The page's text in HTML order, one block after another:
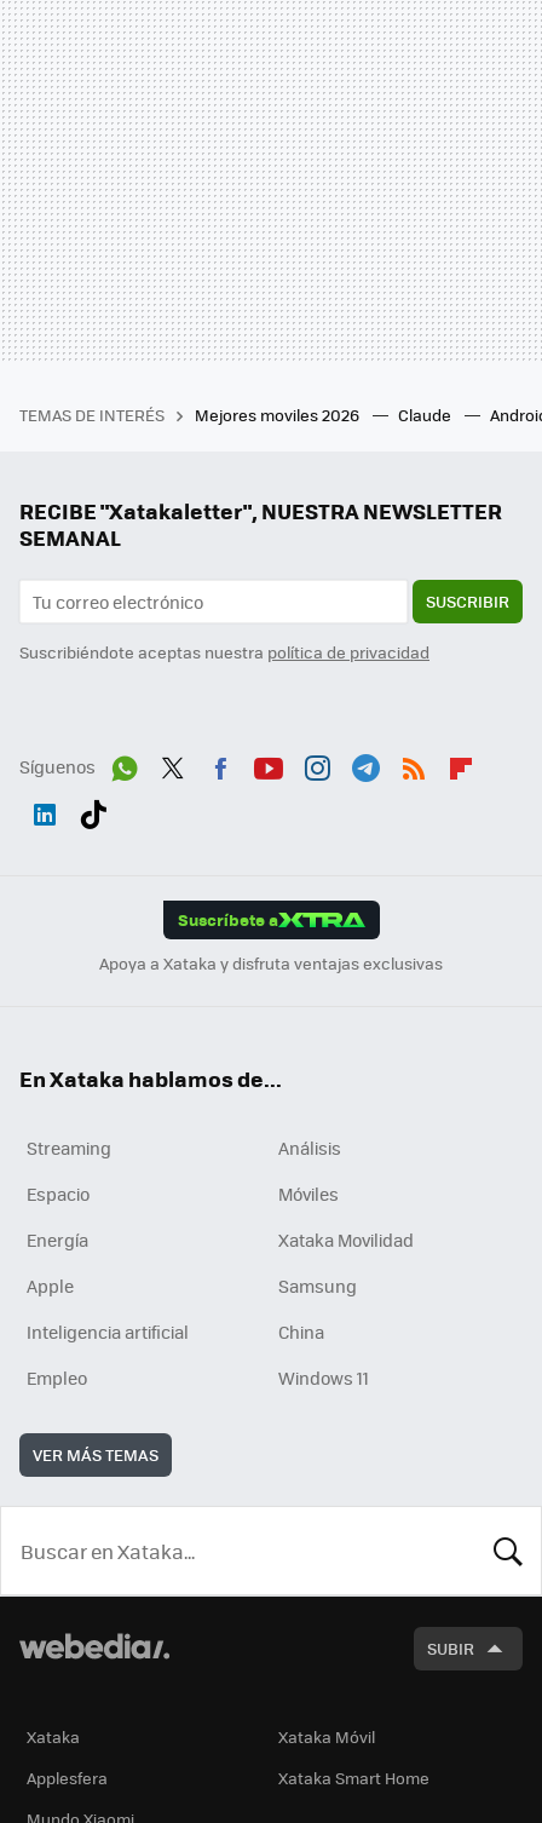
TEMAS DE INTERÉS Mejores moviles 2026 Claude
RECIBE "Xatakaletter", NUESTRA NEWSLETTER
SEMANAL
SUSCRIBIR
Suscribiéndote aceptas nuestra política de privacidad
Síguenos
Suscríbete a
Apoya a Xataka y disfruta ventajas exclusivas
En Xataka hablamos de...
Streaming
Análisis
Espacio
Móviles
Energía
Xataka Movilidad
Apple
Samsung
Inteligencia artificial
China
Empleo
Windows 11
VER MÁS TEMAS
SUBIR
Xataka
Xataka Móvil
Applesfera
Xataka Smart Home